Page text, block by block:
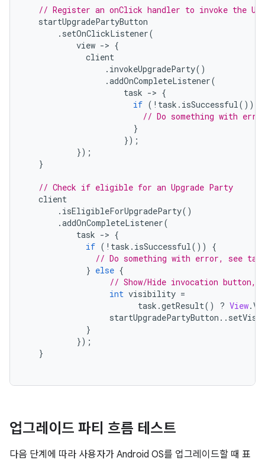
// Register an onClick handler to invoke the
startUpgradePartyButton
. setOnClickListener(
view -> {
client
. invokeUpgradeParty()
.addOnCompleteListener(
task -> {
if (! task . isSuccessful())
// Do something with
}
});
});
}
// Check if eligible for an Upgrade Party
client
. isEligibleForUpgradeParty()
.addOnCompleteListener(
task -> {
if (! task . isSuccessful())
{
// Do something with error, see
} else {
// Show/Hide invocation button,
int visibility =
task .getResult() ? View.
startUpgradePartyButton ..
}
});
}
업그레이드 파티 흐름 테스트
다음 단계에 따라 사용자가 Android OS를 업그레이드할 때 표